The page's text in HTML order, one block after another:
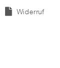
Widerruf